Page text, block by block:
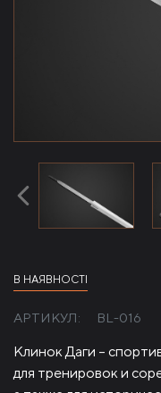
В НАЯВНОСТІ
АРТИКУЛ: BL-016
Клинок Даги –
для тренировок и